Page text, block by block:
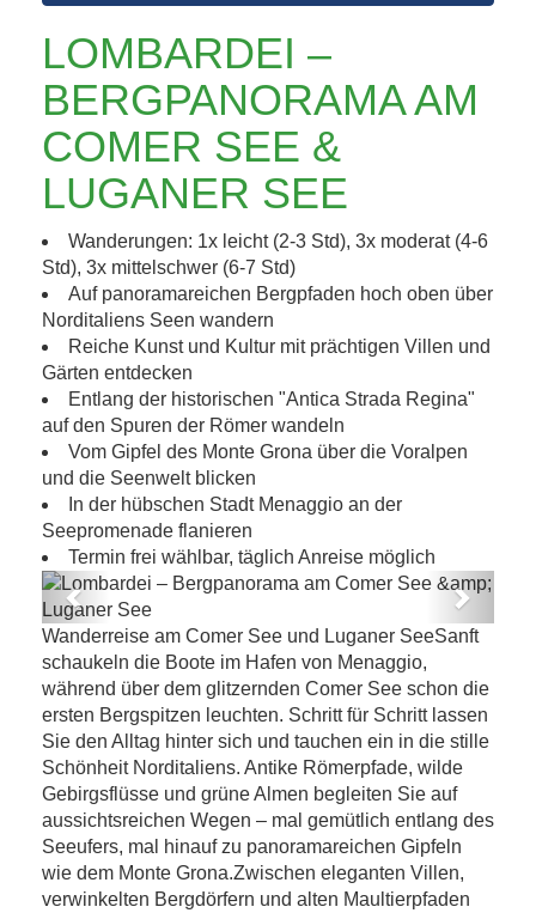
LOMBARDEI –
BERGPANORAMA AM
COMER SEE &
LUGANER SEE
Wanderungen: 1x leicht (2-3 Std), 3x moderat (4-6
Std), 3x mittelschwer (6-7 Std)
Auf panoramareichen Bergpfaden hoch oben über
Norditaliens Seen wandern
Reiche Kunst und Kultur mit prächtigen Villen und
Gärten entdecken
Entlang der historischen "Antica Strada Regina"
auf den Spuren der Römer wandeln
Vom Gipfel des Monte Grona über die Voralpen
und die Seenwelt blicken
In der hübschen Stadt Menaggio an der
Seepromenade flanieren
Termin frei wählbar, täglich Anreise möglich
Lombardei – Bergpanorama am Comer
See & Luganer See
Previous Next
Wanderreise am Comer See und Luganer SeeSanft
schaukeln die Boote im Hafen von Menaggio,
während über dem glitzernden Comer See schon die
ersten Bergspitzen leuchten. Schritt für Schritt lassen
Sie den Alltag hinter sich und tauchen ein in die stille
Schönheit Norditaliens. Antike Römerpfade, wilde
Gebirgsflüsse und grüne Almen begleiten Sie auf
aussichtsreichen Wegen – mal gemütlich entlang des
Seeufers, mal hinauf zu panoramareichen Gipfeln
wie dem Monte Grona.Zwischen eleganten Villen,
verwinkelten Bergdörfern und alten Maultierpfaden